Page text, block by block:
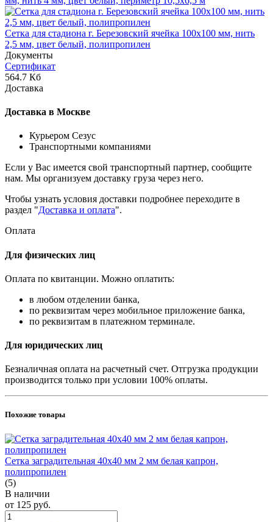
Сетка для стадиона г. Березовский ячейка 100x100 мм, нить
2,5 мм, цвет белый, полипропилен
Документы
Сертификат
564.7 Кб
Доставка
Доставка в Москве
Курьером Сезус
Транспортными компаниями
Если у Вас имеется свой транспортный партнер, сообщите
нам. Мы организуем доставку груза через него.
Чтобы узнать условия доставки подробнее переходите в
раздел "Доставка и оплата".
Оплата
Для физических лиц
Оплата по квитанции. Можно оплатить:
в любом отделении банка,
по реквизитам через мобильное приложение банка,
по реквизитам в платежном терминале.
Для юридических лиц
Безналичная оплата на расчетный счет. Отгрузка продукции
производится только при условии 100% оплаты.
Похожие товары
Сетка заградительная 40х40 мм 2 мм белая капрон,
полипропилен
(5)
В наличии
от 125 руб.